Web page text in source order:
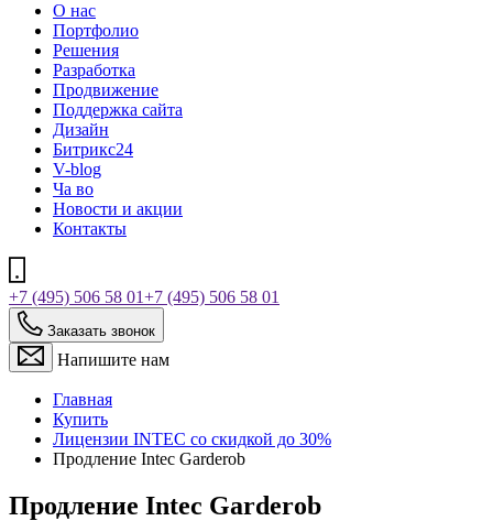
О нас
Портфолио
Решения
Разработка
Продвижение
Поддержка сайта
Дизайн
Битрикс24
V-blog
Ча во
Новости и акции
Контакты
+7 (495) 506 58 01+7 (495) 506 58 01
Заказать звонок
Напишите нам
Главная
Купить
Лицензии INTEC со скидкой до 30%
Продление Intec Garderob
Продление Intec Garderob